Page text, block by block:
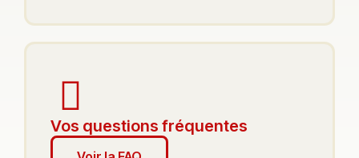
Vos questions fréquentes